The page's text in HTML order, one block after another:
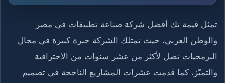
تمثل قيمة تك أفضل شركة صناعة تطبيقات في مصر
والوطن العربي، حيث تمتلك الشركة خبرة كبيرة في مجال
البرمجيات تصل لأكثر من عشر سنوات من الاحترافية
والتميّز، كما قدمت عشرات المشاريع الناجحة في تصميم